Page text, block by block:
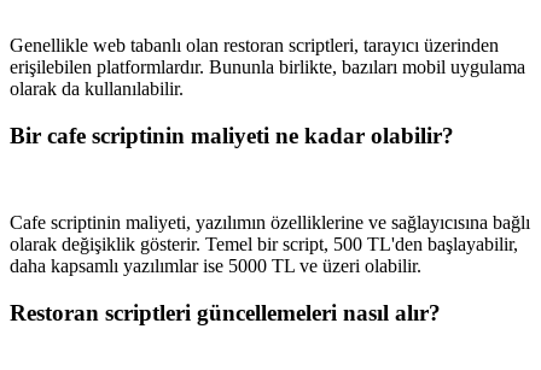
Genellikle web tabanlı olan restoran scriptleri, tarayıcı üzerinden
erişilebilen platformlardır. Bununla birlikte, bazıları mobil uygulama
olarak da kullanılabilir.
Bir cafe scriptinin maliyeti ne kadar olabilir?
Cafe scriptinin maliyeti, yazılımın özelliklerine ve sağlayıcısına bağlı
olarak değişiklik gösterir. Temel bir script, 500 TL'den başlayabilir,
daha kapsamlı yazılımlar ise 5000 TL ve üzeri olabilir.
Restoran scriptleri güncellemeleri nasıl alır?